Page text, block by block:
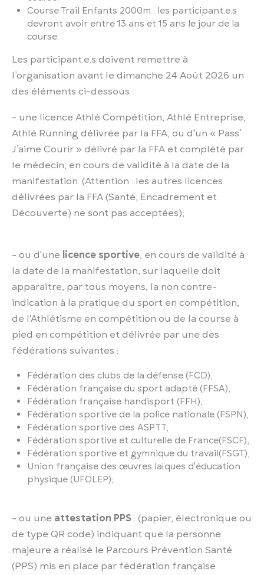
Course Trail Enfants 2000m : les participant.e.s
devront avoir entre 13 ans et 15 ans le jour de la
course.
Les participant.e.s doivent remettre à
l’organisation avant le dimanche 24 Août 2026 un
des éléments ci-dessous :
- une licence Athlé Compétition, Athlé Entreprise,
Athlé Running délivrée par la FFA, ou d'un « Pass’
J’aime Courir » délivré par la FFA et complété par
le médecin, en cours de validité à la date de la
manifestation. (Attention : les autres licences
délivrées par la FFA (Santé, Encadrement et
Découverte) ne sont pas acceptées);
- ou d'une licence sportive, en cours de validité à
la date de la manifestation, sur laquelle doit
apparaître, par tous moyens, la non contre-
indication à la pratique du sport en compétition,
de l'Athlétisme en compétition ou de la course à
pied en compétition et délivrée par une des
fédérations suivantes :
Fédération des clubs de la défense (FCD),
Fédération française du sport adapté (FFSA),
Fédération française handisport (FFH),
Fédération sportive de la police nationale (FSPN),
Fédération sportive des ASPTT,
Fédération sportive et culturelle de France(FSCF),
Fédération sportive et gymnique du travail(FSGT),
Union française des œuvres laïques d'éducation
physique (UFOLEP);
- ou une attestation PPS : (papier, électronique ou
de type QR code) indiquant que la personne
majeure a réalisé le Parcours Prévention Santé
(PPS) mis en place par fédération française